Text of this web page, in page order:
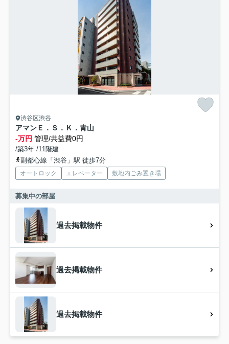
渋谷区渋谷
アマンＥ．Ｓ．Ｋ．青山
-万円 管理/共益費0円
/築3年 /11階建
副都心線「渋谷」駅 徒歩7分
オートロック エレベーター 敷地内ごみ置き場
募集中の部屋
過去掲載物件
過去掲載物件
過去掲載物件